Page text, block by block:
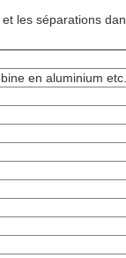
les séparations
en aluminium etc.